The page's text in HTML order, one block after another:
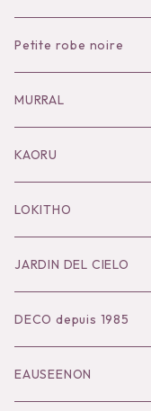
Petite robe noire
Necklace
Pierce
Bracelet／Bangle
Ring
Brooch
Hair Accessories
MURRAL
Outer
Tops
Bottoms
Dress
Accessories
KAORU
Necklace
Pierce
Ear Cuff
Bangle
LOKITHO
Tops
Bottoms
Dress
JARDIN DEL CIELO
DECO depuis 1985
EAUSEENON